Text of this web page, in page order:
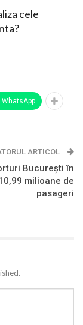
cele
WhatsApp
ARTICOL
București în
milioane de
pasageri